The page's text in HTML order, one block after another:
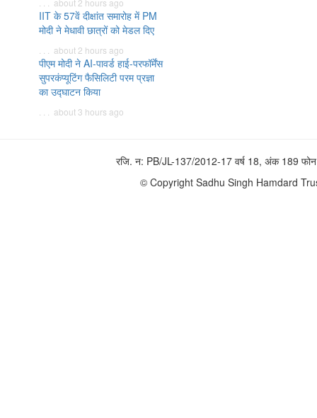
. . . about 2 hours ago
IIT के 57वें दीक्षांत समारोह में PM
मोदी ने मेधावी छात्रों को मेडल दिए
. . . about 2 hours ago
पीएम मोदी ने AI-पावर्ड हाई-परफॉर्मेंस
सुपरकंप्यूटिंग फैसिलिटी परम प्रज्ञा
का उद्घाटन किया
. . . about 3 hours ago
रजि. न: PB/JL-137/2012-17 वर्ष 18, अंक 189
© Copyright Sadhu Singh Hamdard